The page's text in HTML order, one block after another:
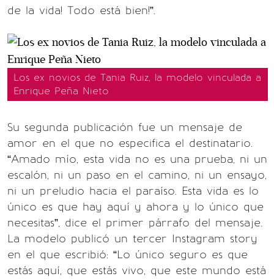
de la vida! Todo está bien!”.
Los ex novios de Tania Ruiz, la modelo vinculada a
Enrique Peña Nieto
Su segunda publicación fue un mensaje de
amor en el que no especifica el destinatario.
“Amado mío, esta vida no es una prueba, ni un
escalón, ni un paso en el camino, ni un ensayo,
ni un preludio hacia el paraíso. Esta vida es lo
único es que hay aquí y ahora y lo único que
necesitas”, dice el primer párrafo del mensaje.
La modelo publicó un tercer Instagram story
en el que escribió: “Lo único seguro es que
estás aquí, que estás vivo, que este mundo está